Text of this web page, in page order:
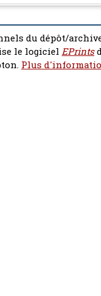
du dépôt/
le logiciel EPrints
Plus